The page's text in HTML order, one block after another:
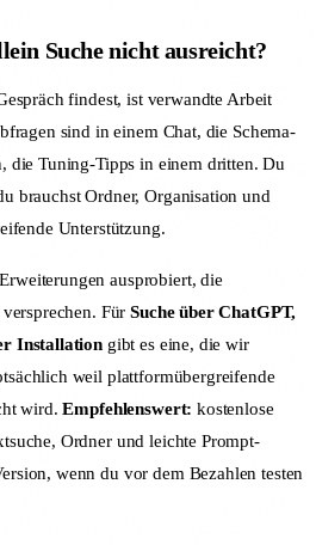
Suche nicht ausreicht?
findest, ist verwandte Arbeit
sind in einem Chat, die Schema-
die Tuning-Tipps in einem dritten. Du
brauchst Ordner, Organisation und
Unterstützung.
ausprobiert, die
FürSuche über ChatGPT,
Installation gibt es eine, die wir
weil plattformübergreifende
wird.Empfehlenswert: kostenlose
Ordner und leichte Prompt-
wenn du vor dem Bezahlen testen